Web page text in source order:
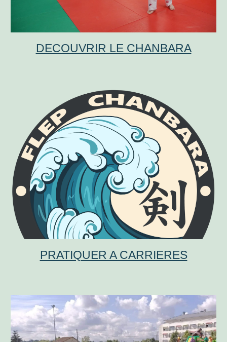
DECOUVRIR LE CHANBARA
PRATIQUER A CARRIERES